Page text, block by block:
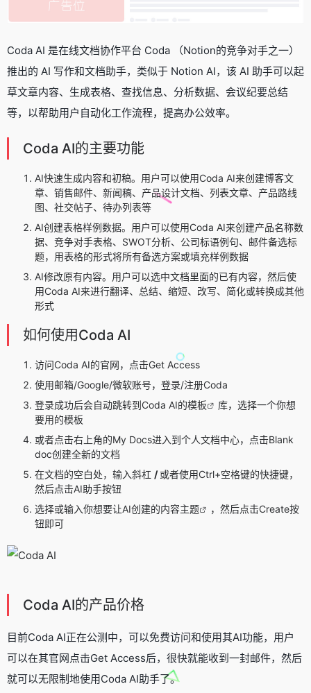
Coda AI 是在线文档协作平台 Coda （Notion的竞争对手之一）
推出的 AI 写作和文档助手，类似于 Notion AI，该 AI 助手可以起
草文章内容、生成表格、查找信息、分析数据、会议纪要总结
等，以帮助用户自动化工作流程，提高办公效率。
Coda AI的主要功能
AI快速生成内容和初稿。用户可以使用Coda AI来创建博客文
章、销售邮件、新闻稿、产品设计文档、列表文章、产品路线
图、社交帖子、待办列表等
AI创建表格样例数据。用户可以使用Coda AI来创建产品名称数
据、竞争对手表格、SWOT分析、公司标语例句、邮件备选标
题，用表格的形式将所有备选方案或填充样例数据
AI修改原有内容。用户可以选中文档里面的已有内容，然后使
用Coda AI来进行翻译、总结、缩短、改写、简化或转换成其他
形式
如何使用Coda AI
访问Coda AI的官网，点击Get Access
使用邮箱/Google/微软账号，登录/注册Coda
登录成功后会自动跳转到Coda AI的模板
库，选择一个你想
要用的模板
或者点击右上角的My Docs进入到个人文档中心，点击Blank
doc创建全新的文档
在文档的空白处，输入斜杠 /或者使用Ctrl+空格键的快捷键，
然后点击AI助手按钮
选择或输入你想要让AI创建的内容主题
，然后点击Create按
钮即可
Coda AI的产品价格
目前Coda AI正在公测中，可以免费访问和使用其AI功能，用户
可以在其官网点击Get Access后，很快就能收到一封邮件，然后
就可以无限制地使用Coda AI助手了。